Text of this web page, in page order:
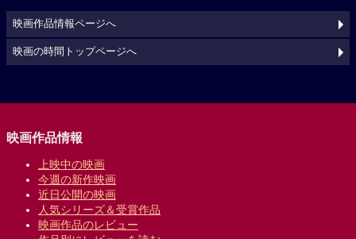
映画作品情報ページへ
映画の時間トップページへ
映画作品情報
上映中の映画
今週の新作映画
近日公開の映画
人気シリーズ＆受賞作品
映画作品のレビュー